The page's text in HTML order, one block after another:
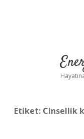
Etiket: Cinsellik